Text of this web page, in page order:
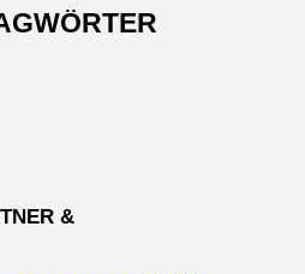
&